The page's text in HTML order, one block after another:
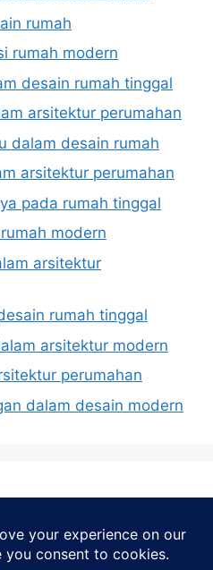
rumah
rumah modern
desain rumah tinggal
arsitektur perumahan
dalam desain rumah
arsitektur perumahan
pada rumah tinggal
modern
arsitektur
rumah tinggal
arsitektur modern
perumahan
dalam desain modern